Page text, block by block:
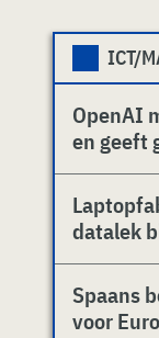
ICT/
OpenAI
en geeft
datalek
Spaans
voor